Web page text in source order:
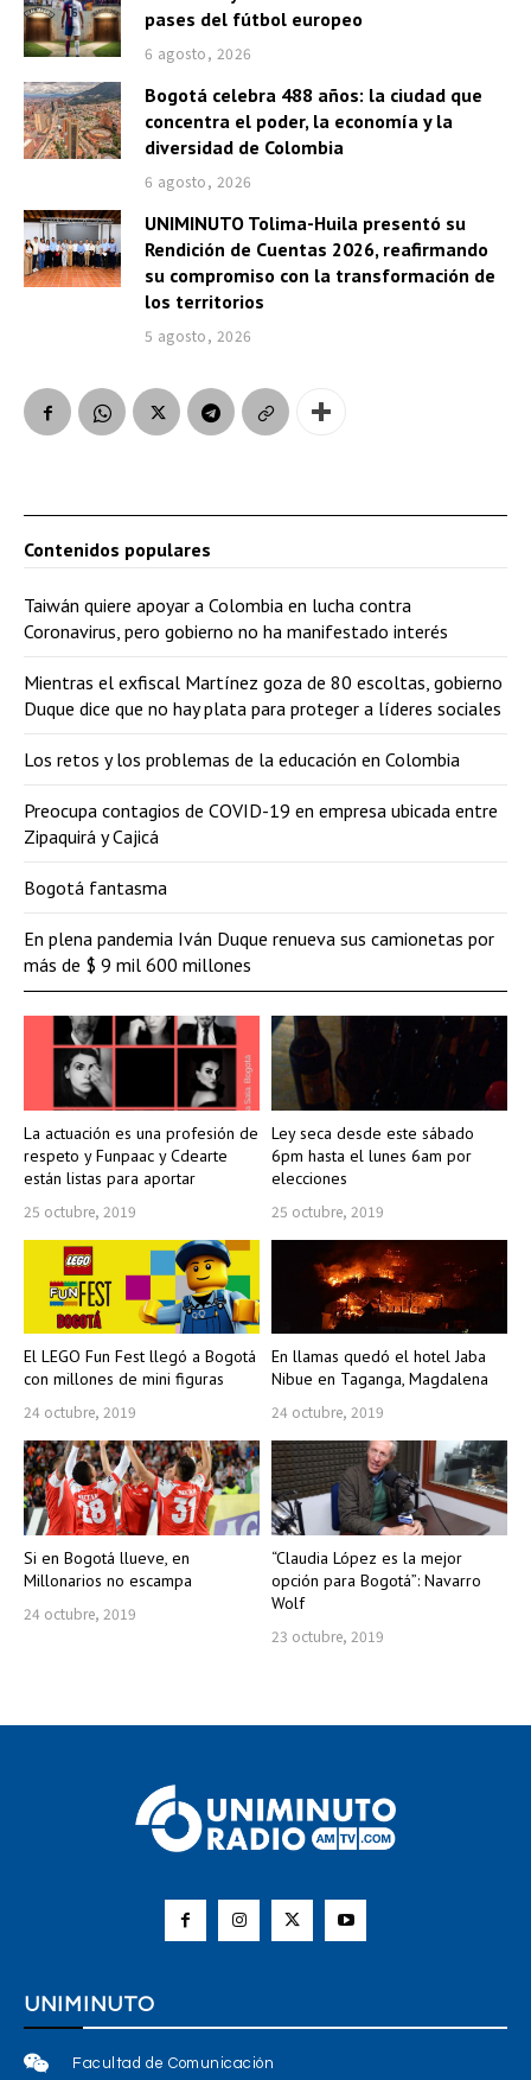
pases del fútbol europeo
6 agosto, 2026
Bogotá celebra 488 años: la ciudad que
concentra el poder, la economía y la
diversidad de Colombia
6 agosto, 2026
UNIMINUTO Tolima-Huila presentó su
Rendición de Cuentas 2026, reafirmando
su compromiso con la transformación de
los territorios
5 agosto, 2026
La actuación es una profesión de
respeto y Funpaac y Cdearte
están listas para aportar
25 octubre, 2019
Ley seca desde este sábado
6pm hasta el lunes 6am por
elecciones
25 octubre, 2019
El LEGO Fun Fest llegó a Bogotá
con millones de mini figuras
24 octubre, 2019
En llamas quedó el hotel Jaba
Nibue en Taganga, Magdalena
24 octubre, 2019
Si en Bogotá llueve, en
Millonarios no escampa
24 octubre, 2019
“Claudia López es la mejor
opción para Bogotá”: Navarro
Wolf
23 octubre, 2019
Contenidos populares
Taiwán quiere apoyar a Colombia en lucha contra
Coronavirus, pero gobierno no ha manifestado interés
Mientras el exfiscal Martínez goza de 80 escoltas, gobierno
Duque dice que no hay plata para proteger a líderes sociales
Los retos y los problemas de la educación en Colombia
Preocupa contagios de COVID-19 en empresa ubicada entre
Zipaquirá y Cajicá
Bogotá fantasma
En plena pandemia Iván Duque renueva sus camionetas por
más de $ 9 mil 600 millones
UNIMINUTO
Facultad de Comunicación